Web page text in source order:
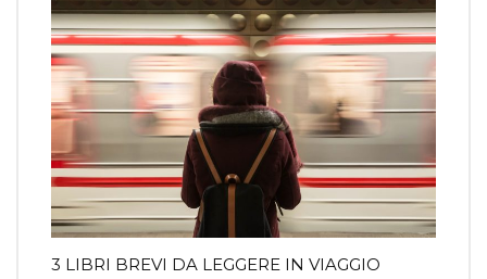
3 LIBRI BREVI DA LEGGERE IN VIAGGIO